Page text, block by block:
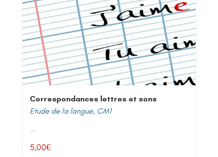
Correspondances lettres et sons
Etude de la langue, CM1
...
5,00€